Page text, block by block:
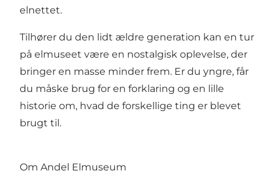
elnettet.
Tilhører du den lidt ældre generation kan en tur
på elmuseet være en nostalgisk oplevelse, der
bringer en masse minder frem. Er du yngre, får
du måske brug for en forklaring og en lille
historie om, hvad de forskellige ting er blevet
brugt til.
Om Andel Elmuseum